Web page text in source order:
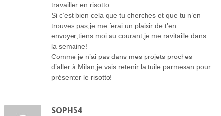
travailler en risotto.
Si c’est bien cela que tu cherches et que tu n’en
trouves pas,je me ferai un plaisir de t’en
envoyer;tiens moi au courant,je me ravitaille dans
la semaine!
Comme je n’ai pas dans mes projets proches
d’aller à Milan,je vais retenir la tuile parmesan pour
présenter le risotto!
SOPH54